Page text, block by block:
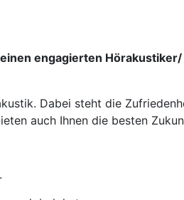
engagierten
Dabei steht die
auch Ihnen die besten